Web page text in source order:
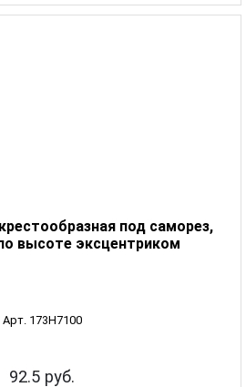
под саморез,
высоте эксцентриком
Арт. 173H7100
92.5 руб.